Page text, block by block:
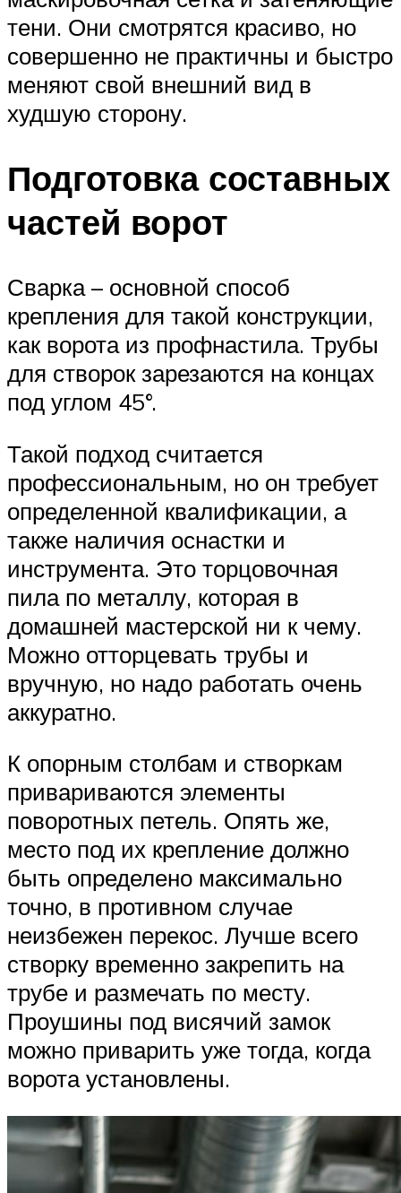
тени. Они смотрятся красиво, но
совершенно не практичны и быстро
меняют свой внешний вид в
худшую сторону.
Подготовка составных
частей ворот
Сварка – основной способ
крепления для такой конструкции,
как ворота из профнастила. Трубы
для створок зарезаются на концах
под углом 45°.
Такой подход считается
профессиональным, но он требует
определенной квалификации, а
также наличия оснастки и
инструмента. Это торцовочная
пила по металлу, которая в
домашней мастерской ни к чему.
Можно отторцевать трубы и
вручную, но надо работать очень
аккуратно.
К опорным столбам и створкам
привариваются элементы
поворотных петель. Опять же,
место под их крепление должно
быть определено максимально
точно, в противном случае
неизбежен перекос. Лучше всего
створку временно закрепить на
трубе и размечать по месту.
Проушины под висячий замок
можно приварить уже тогда, когда
ворота установлены.